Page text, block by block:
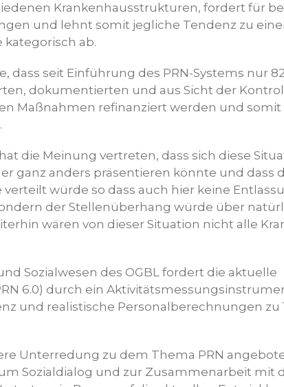
Krankenhausstrukturen, fordert für
und lehnt somit jegliche Tendenz zu
kategorisch ab.
dass seit Einführung des PRN-Systems nur
dokumentierten und aus Sicht der
Maßnahmen refinanziert werden und
die Meinung vertreten, dass sich diese
ganz anders präsentieren könnte und dass
würde so dass auch hier keine
der Stellenüberhang würde über
wären von dieser Situation nicht alle
Sozialwesen des OGBL fordert die aktuelle
6.0) durch ein
und realistische Personalberechnungen zu
Unterredung zu dem Thema PRN
Sozialdialog und zur Zusammenarbeit mit